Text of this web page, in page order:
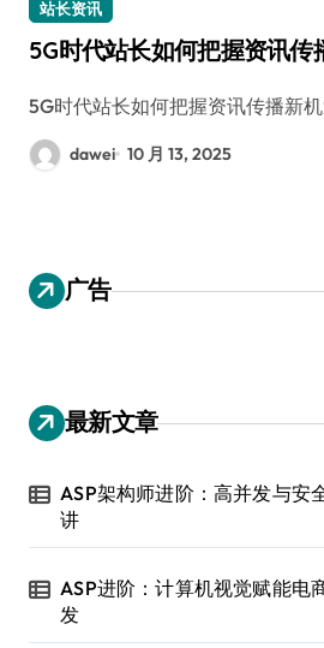
站长资讯
5G时代站长如何把握资讯传
5G时代站长如何把握资讯传播新
dawei 10 月 13, 2025
广告
最新文章
ASP架构师进阶：高并发与安
讲
ASP进阶：计算机视觉赋能电
发